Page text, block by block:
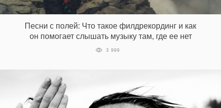
Песни с полей: Что такое филдрекординг и как
он помогает слышать музыку там, где ее нет
3 999